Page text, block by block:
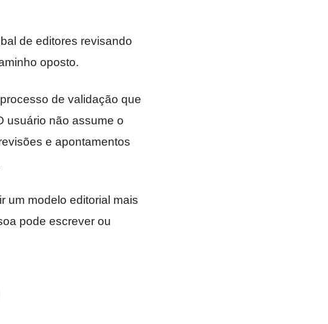
de editores revisando
oposto.
de validação que
usuário não assume o
e apontamentos
um modelo editorial mais
pode escrever ou